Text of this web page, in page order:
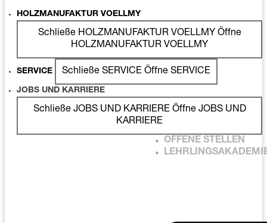
HOLZMANUFAKTUR VOELLMY
Schließe HOLZMANUFAKTUR VOELLMY Öffne
HOLZMANUFAKTUR VOELLMY
SERVICE Schließe SERVICE Öffne SERVICE
JOBS UND KARRIERE
Schließe JOBS UND KARRIERE Öffne JOBS UND
KARRIERE
OFFENE STELLEN